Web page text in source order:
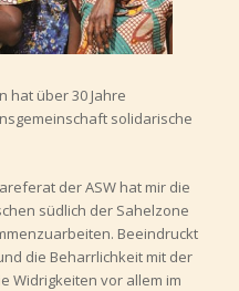
hat über 30 Jahre
solidarische
der ASW hat mir die
südlich der Sahelzone
Beeindruckt
die Beharrlichkeit mit der
Widrigkeiten vor allem im